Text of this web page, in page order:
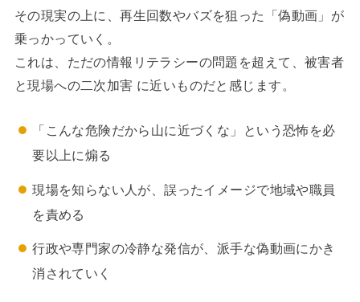
その現実の上に、再生回数やバズを狙った「偽動画」が
乗っかっていく。
これは、ただの情報リテラシーの問題を超えて、被害者
と現場への二次加害 に近いものだと感じます。
「こんな危険だから山に近づくな」という恐怖を必
要以上に煽る
現場を知らない人が、誤ったイメージで地域や職員
を責める
行政や専門家の冷静な発信が、派手な偽動画にかき
消されていく